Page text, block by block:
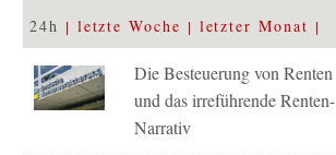
24h letzte Woche letzter Monat
Die Besteuerung von Renten
und das irreführende Renten-
Narrativ